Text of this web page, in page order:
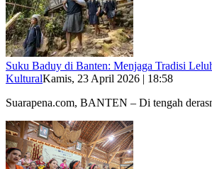
Suku Baduy di Banten: Menjaga Tradisi
KulturalKamis, 23 April 2026 | 18:58
Suarapena.com, BANTEN – Di tengah